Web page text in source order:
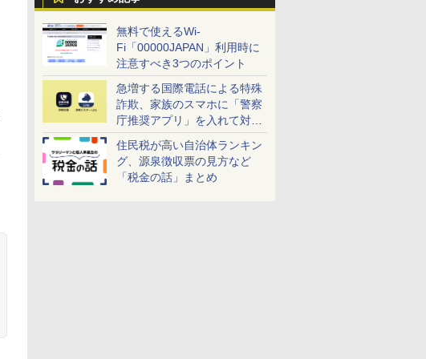
無料で使えるWi-
Fi「00000JAPAN」利用時に
注意すべき3つのポイント
急増する国際電話による特殊
詐欺、家族のスマホに「警察
庁推奨アプリ」を入れて対策
しよう！
住民税が高い自治体ランキン
グ、源泉徴収票の見方など
「税金の話」まとめ